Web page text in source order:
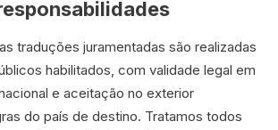
traduções juramentadas são realizadas
habilitados, com validade legal em
e aceitação no exterior
do país de destino. Tratamos todos